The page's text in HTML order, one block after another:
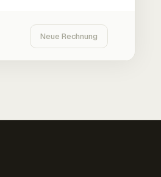
Neue Rechnung